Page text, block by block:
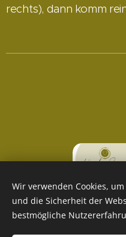
rechts), dann komm
Wir verwenden Cookies,
und die Sicherheit der
bestmögliche